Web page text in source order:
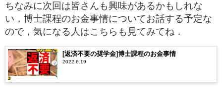
ちなみに次回は皆さんも興味があるかもしれな
い，博士課程のお金事情についてお話する予定な
ので，気になる人はこちらも見てみてね．
[返済不要の奨学金]博士課程のお金事情
2022.6.19